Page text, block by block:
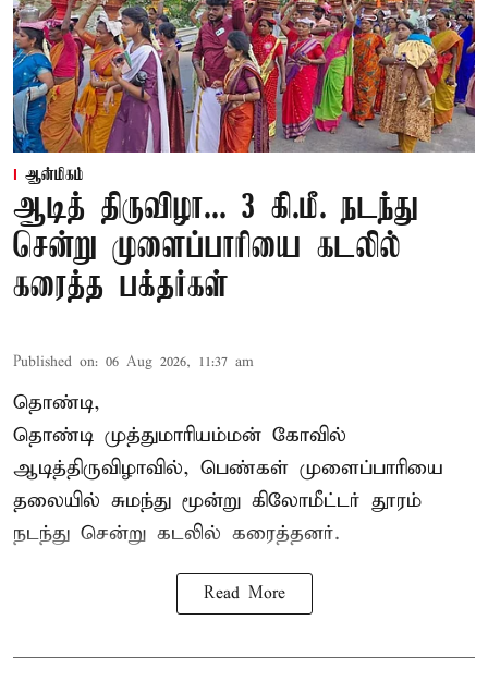
ஆன்மிகம்
ஆடித் திருவிழா... 3 கி.மீ. நடந்து
சென்று முளைப்பாரியை கடலில்
கரைத்த பக்தர்கள்
Published on: 06 Aug 2026, 11:37 am
தொண்டி,
தொண்டி முத்துமாரியம்மன் கோவில்
ஆடித்திருவிழாவில், பெண்கள் முளைப்பாரியை
தலையில் சுமந்து மூன்று கிலோமீட்டர் தூரம்
நடந்து சென்று கடலில் கரைத்தனர்.
Read More